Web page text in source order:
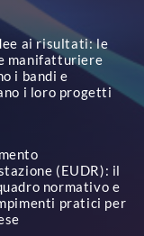
ai risultati: le
manifatturiere
i bandi e
i loro progetti
(EUDR): il
normativo e
pratici per